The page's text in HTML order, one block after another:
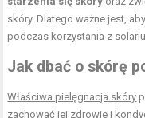
skóry. Dlatego ważne jest,
podczas korzystania z
Jak dbać o skórę
Właściwa pielęgnacja skóry
zachować jej zdrowie i